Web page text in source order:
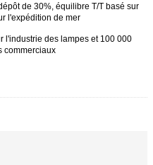
de 30%, équilibre T/T basé sur
l'expédition de mer
l'industrie des lampes et 100 000
commerciaux